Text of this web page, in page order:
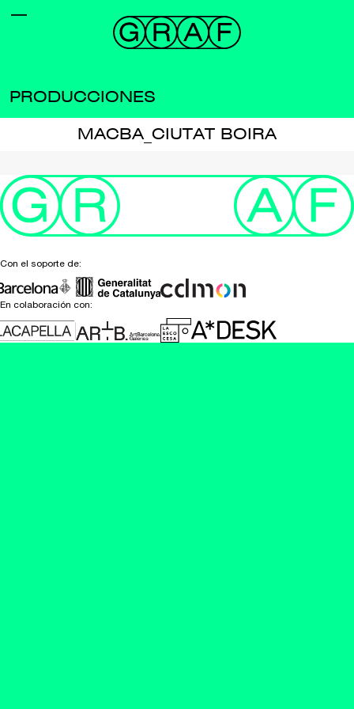
PRODUCCIONES
MACBA_CIUTAT BOIRA
Con el soporte de:
En colaboración con: